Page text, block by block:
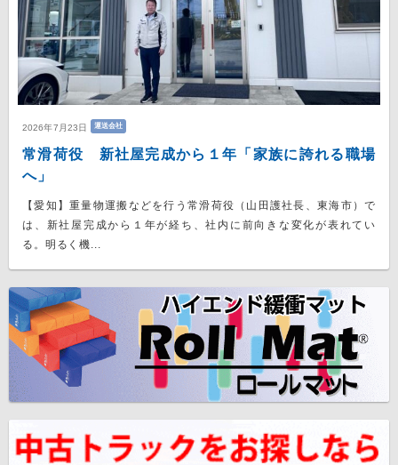
2026年7月23日 運送会社
常滑荷役 新社屋完成から１年「家族に誇れる職場
へ」
【愛知】重量物運搬などを行う常滑荷役（山田護社長、東海市）で
は、新社屋完成から１年が経ち、社内に前向きな変化が表れてい
る。明るく機...